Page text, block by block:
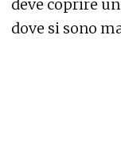
deve coprire
dove si sono